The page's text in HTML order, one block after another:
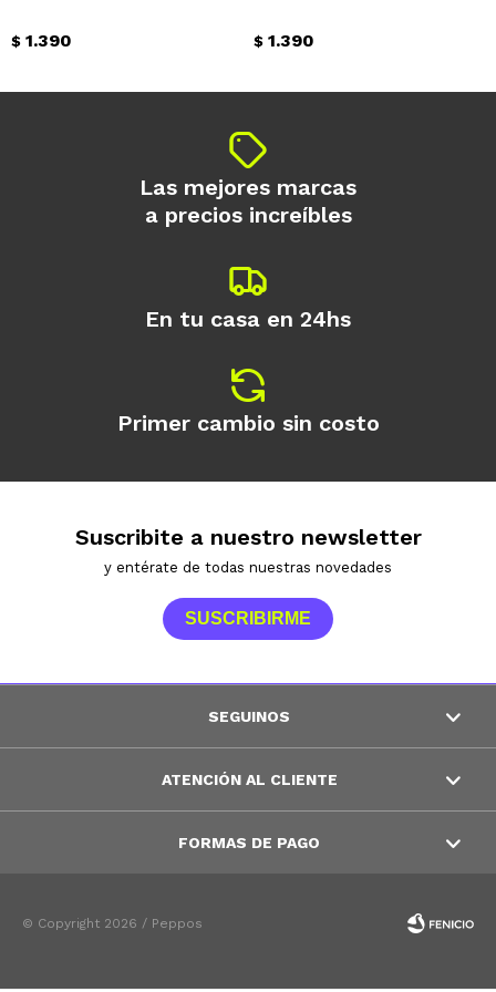
$ 1.390 $ 1.390
Las mejores marcas
a precios increíbles
En tu casa en 24hs
Primer cambio sin costo
Suscribite a nuestro newsletter
y entérate de todas nuestras novedades
SUSCRIBIRME
SEGUINOS
ATENCIÓN AL CLIENTE
FORMAS DE PAGO
© Copyright 2026 / Peppos